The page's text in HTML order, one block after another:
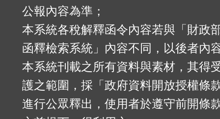
公報內容為準；
本系統各稅解釋函令內容若與「財政
函釋檢索系統」內容不同，以後者內
本系統刊載之所有資料與素材，其得
護之範圍，採「政府資料開放授權條
進行公眾釋出，使用者於遵守前開條